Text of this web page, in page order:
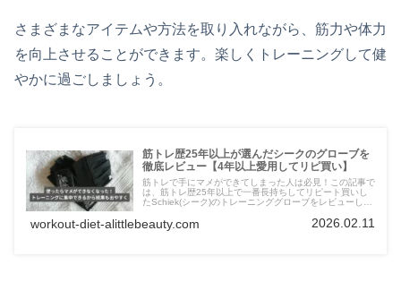
さまざまなアイテムや方法を取り入れながら、筋力や体力
を向上させることができます。楽しくトレーニングして健
やかに過ごしましょう。
筋トレ歴25年以上が選んだシークのグローブを
徹底レビュー【4年以上愛用してリピ買い】
筋トレで手にマメができてしまった人は必見！この記事で
は、筋トレ歴25年以上で一番長持ちしてリピート買いし
たSchiek(シーク)のトレーニンググローブをレビューしま
ンスアップにつながります。
workout-diet-alittlebeauty.com 2026.02.11